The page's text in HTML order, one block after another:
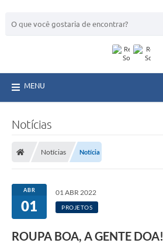
MENU
Notícias
Notícias Notícia
ABR
01
01 ABR 2022
PROJETOS
ROUPA BOA, A GENTE DOA!